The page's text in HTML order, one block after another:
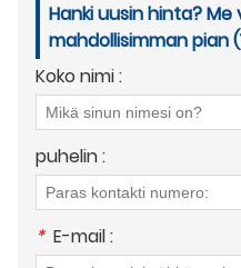
Hanki uusin hinta?
mahdollisimman pian
Koko nimi :
puhelin :
* E-mail :